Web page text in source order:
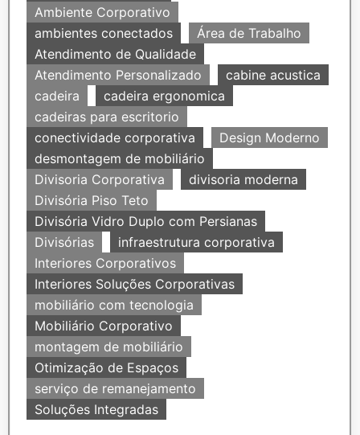
Ambiente Corporativo
ambientes conectados
Área de Trabalho
Atendimento de Qualidade
Atendimento Personalizado
cabine acustica
cadeira
cadeira ergonomica
cadeiras para escritorio
conectividade corporativa
Design Moderno
desmontagem de mobiliário
Divisoria Corporativa
divisoria moderna
Divisória Piso Teto
Divisória Vidro Duplo com Persianas
Divisórias
infraestrutura corporativa
Interiores Corporativos
Interiores Soluções Corporativas
mobiliário com tecnologia
Mobiliário Corporativo
montagem de mobiliário
Otimização de Espaços
serviço de remanejamento
Soluções Integradas